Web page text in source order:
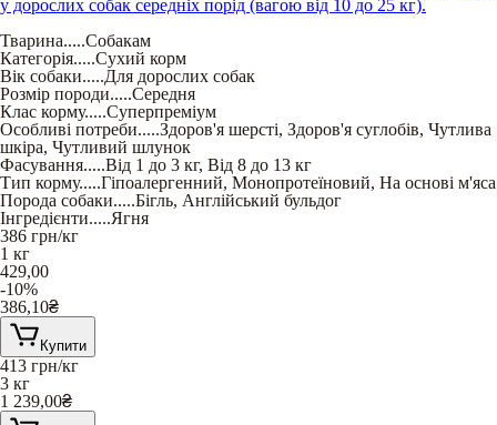
у дорослих собак середніх порід (вагою від 10 до 25 кг).
Тварина.....Собакам
Категорія.....Сухий корм
Вік собаки.....Для дорослих собак
Розмір породи.....Середня
Клас корму.....Суперпреміум
Особливі потреби.....Здоров'я шерсті, Здоров'я суглобів, Чутлива
шкіра, Чутливий шлунок
Фасування.....Від 1 до 3 кг, Від 8 до 13 кг
Тип корму.....Гіпоалергенний, Монопротеїновий, На основі м'яса
Порода собаки.....Бігль, Англійський бульдог
Інгредієнти.....Ягня
386 грн/кг
1 кг
429,00
-10%
386,10₴
Купити
413 грн/кг
3 кг
1 239,00₴